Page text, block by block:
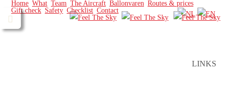
Home What Team The Aircraft Ballonvaren Routes & prices
Gift check Safety Checklist Contact
LINKS